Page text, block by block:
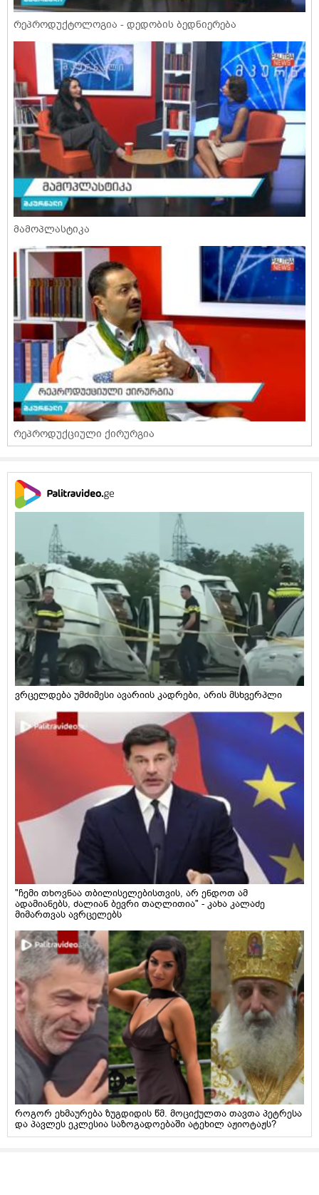
რეპროდუქტოლოგია - დედობის ბედნიერება
მამოპლასტიკა
რეპროდუქციული ქირურგია
ვრცელდება უმძიმესი ავარიის კადრები, არის მსხვერპლი
"ჩემი თხოვნაა თბილისელებისთვის, არ ენდოთ ამ
ადამიანებს, ძალიან ბევრი თაღლითია" - კახა კალაძე
მიმართვას ავრცელებს
როგორ ეხმაურება ზუგდიდის წმ. მოციქულთა თავთა პეტრესა
და პავლეს ეკლესია საზოგადოებაში ატეხილ აჟიოტაჟს?